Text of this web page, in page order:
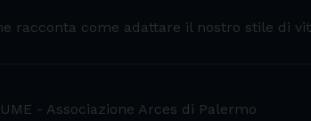
racconta come adattare il nostro stile di
- Associazione Arces di Palermo